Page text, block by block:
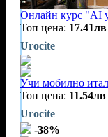
Онлайн курс "AI
Топ цена: 17.41лв
Urocite
Учи мобилно
Топ цена: 11.54лв
Urocite
-38%